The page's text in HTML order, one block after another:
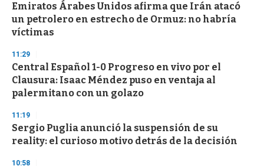
Emiratos Árabes Unidos afirma que Irán atacó
un petrolero en estrecho de Ormuz: no habría
víctimas
11:29
Central Español 1-0 Progreso en vivo por el
Clausura: Isaac Méndez puso en ventaja al
palermitano con un golazo
11:19
Sergio Puglia anunció la suspensión de su
reality: el curioso motivo detrás de la decisión
10:58